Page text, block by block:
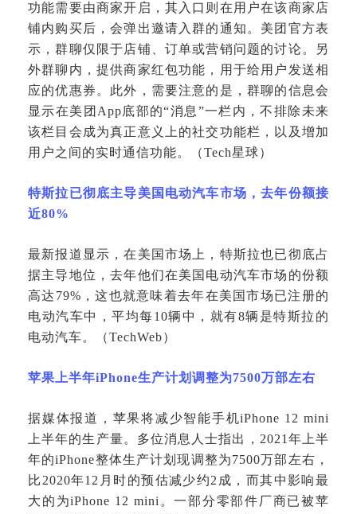
功能需要由商家开启，其入口则在用户在该商家店
铺内购买后，会弹出邀请入群的通知。美团官方表
示，群聊仅限于店铺、订单或营销问题的讨论。另
外群聊内，提供商家红包功能，用于给用户发送相
应的优惠券。此外，需要注意的是，群聊的信息会
显示在美团App底部的“消息”一栏内，不排除未来
该栏目会成为真正意义上的社交功能栏，以及增加
用户之间的实时通信功能。（Tech星球）
特斯拉已彻底主导美国电动汽车市场，去年份额接
近80%
最新报道显示，在美国市场上，特斯拉也已彻底占
据主导地位，去年他们在美国电动汽车市场的份额
高达 79%，这也就意味着去年在美国市场已注册的
电动汽车中，平均每10辆中，就有8辆是特斯拉的
电动汽车。（TechWeb）
苹果上半年iPhone生产计划调整为7500万部左右
据媒体报道，苹果将减少智能手机iPhone 12 mini
上半年的生产量。多位消息人士指出，2021年上半
年的iPhone整体生产计划现调整为7500万部左右，
比2020年12月时的预估减少约2成，而其中影响最
大的为iPhone 12 mini。一部分零部件厂商已被苹